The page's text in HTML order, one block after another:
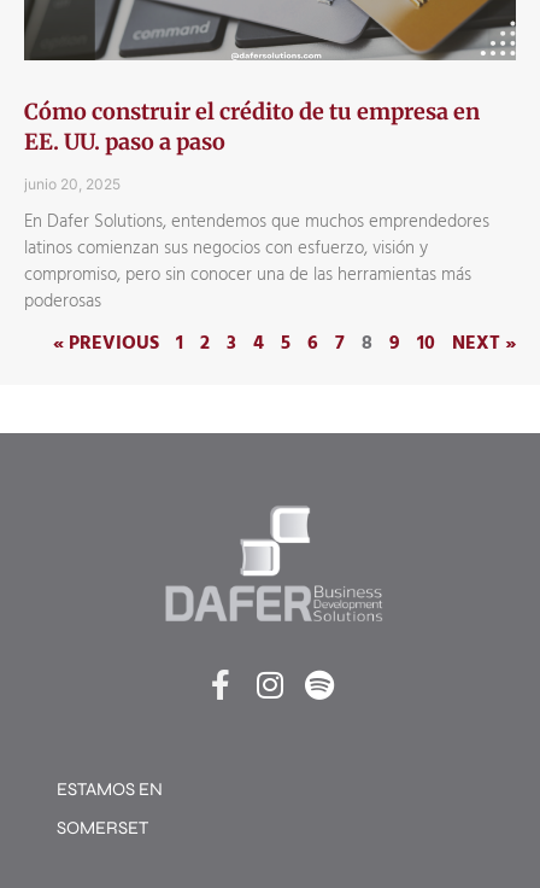
Cómo construir el crédito de tu empresa en
EE. UU. paso a paso
junio 20, 2025
En Dafer Solutions, entendemos que muchos emprendedores
latinos comienzan sus negocios con esfuerzo, visión y
compromiso, pero sin conocer una de las herramientas más
poderosas
« PREVIOUS 1 2 3 4 5 6 7 8 9 10 NEXT »
ESTAMOS EN
SOMERSET